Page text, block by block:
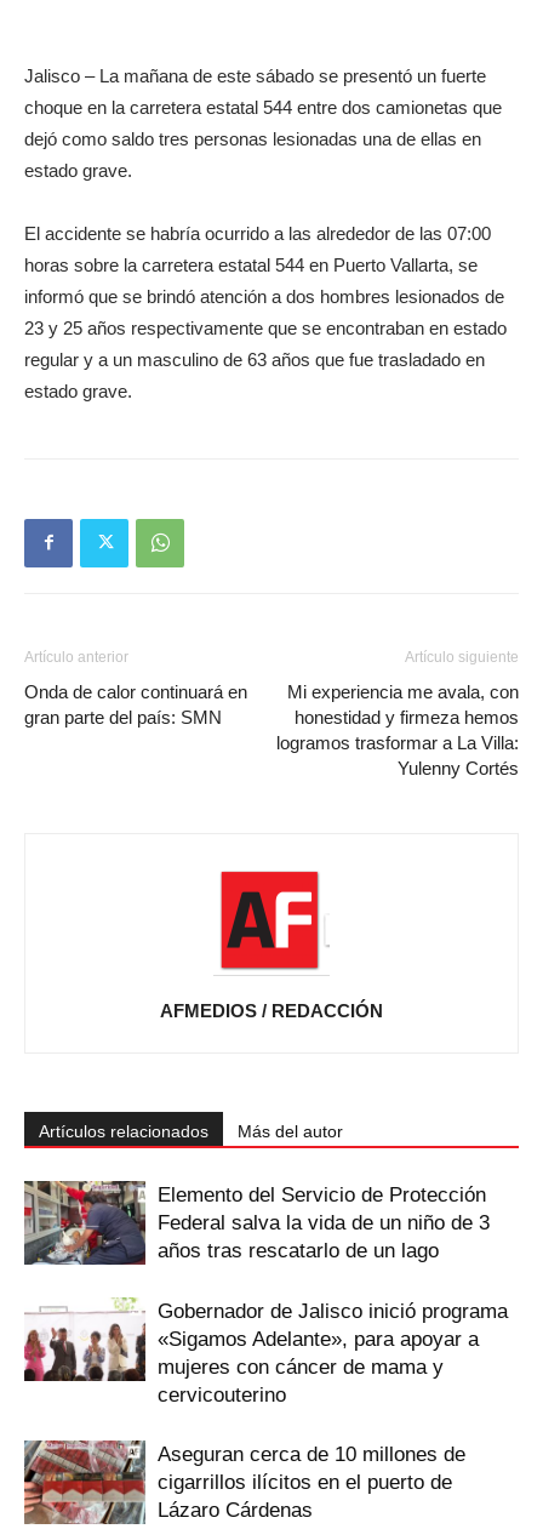
Jalisco – La mañana de este sábado se presentó un fuerte
choque en la carretera estatal 544 entre dos camionetas que
dejó como saldo tres personas lesionadas una de ellas en
estado grave.
El accidente se habría ocurrido a las alrededor de las 07:00
horas sobre la carretera estatal 544 en Puerto Vallarta, se
informó que se brindó atención a dos hombres lesionados de
23 y 25 años respectivamente que se encontraban en estado
regular y a un masculino de 63 años que fue trasladado en
estado grave.
Artículo anterior
Onda de calor continuará en
gran parte del país: SMN
Artículo siguiente
Mi experiencia me avala, con
honestidad y firmeza hemos
logramos trasformar a La Villa:
Yulenny Cortés
AFMEDIOS / REDACCIÓN
Artículos relacionados Más del autor
Elemento del Servicio de Protección
Federal salva la vida de un niño de 3
años tras rescatarlo de un lago
Gobernador de Jalisco inició programa
«Sigamos Adelante», para apoyar a
mujeres con cáncer de mama y
cervicouterino
Aseguran cerca de 10 millones de
cigarrillos ilícitos en el puerto de
Lázaro Cárdenas